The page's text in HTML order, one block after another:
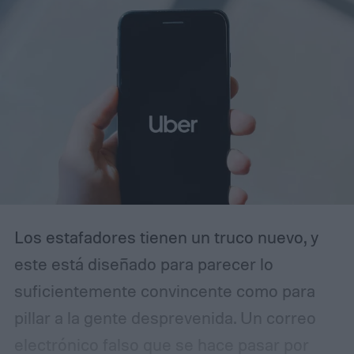
ayudaron a establecer nuevos estándares
para los automóviles de altas prestaciones.
Los estafadores tienen un truco nuevo, y
este está diseñado para parecer lo
suficientemente convincente como para
pillar a la gente desprevenida. Un correo